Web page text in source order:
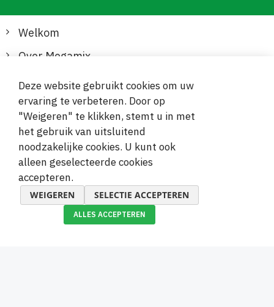
Welkom
Over Megamix
Informatie
Klantenservice
Veilige en gemakkelijke betalingen
Deze website gebruikt cookies om uw
ervaring te verbeteren. Door op
"Weigeren" te klikken, stemt u in met
het gebruik van uitsluitend
noodzakelijke cookies. U kunt ook
alleen geselecteerde cookies
accepteren.
WEIGEREN SELECTIE ACCEPTEREN
ALLES ACCEPTEREN